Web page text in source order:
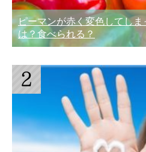
ピーマンが赤く変色してし
は？食べられる？